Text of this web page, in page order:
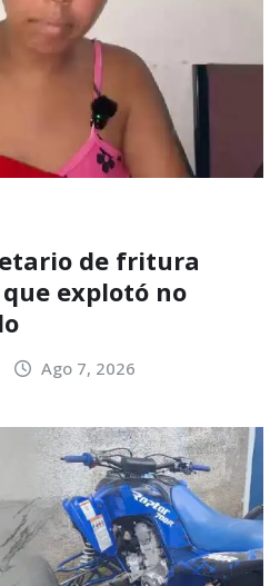
de fritura
explotó no
Ago 7, 2026